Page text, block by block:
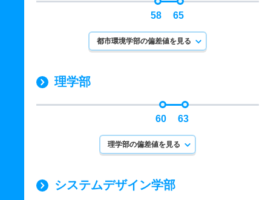
58 65
都市環境学部の偏差値を見る
理学部
60 63
理学部の偏差値を見る
システムデザイン学部